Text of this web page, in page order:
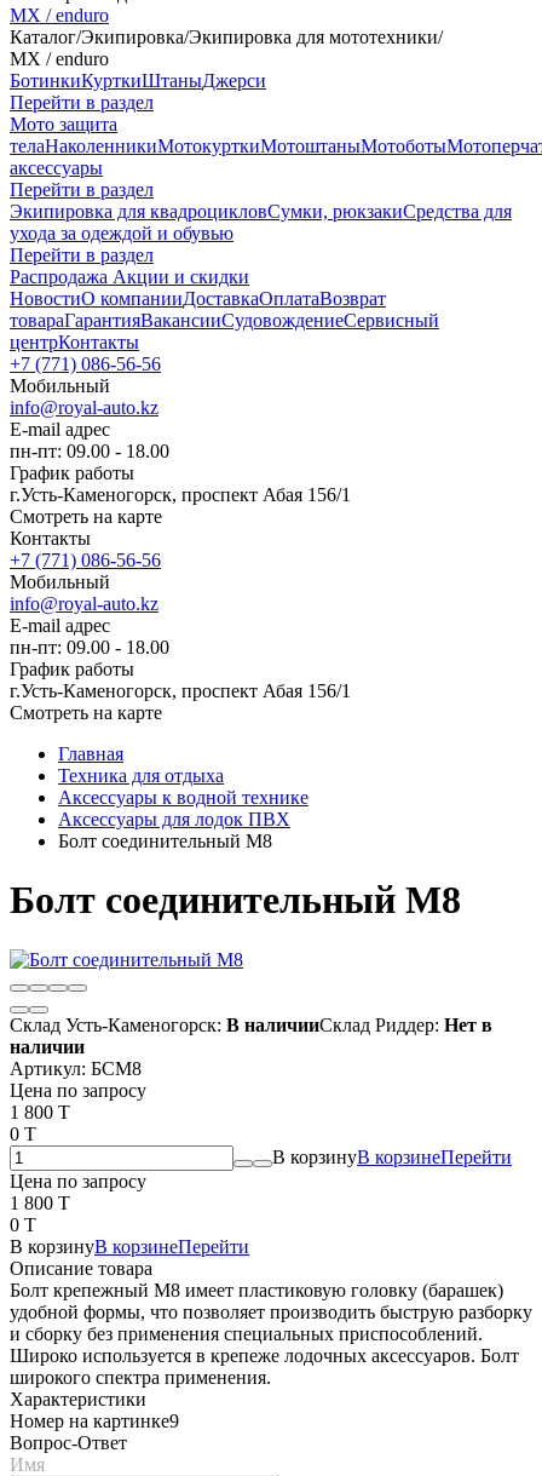
MX / enduro
Каталог/Экипировка/Экипировка для мототехники/
MX / enduro
БотинкиКурткиШтаныДжерси
Перейти в раздел
Мото защита
телаНаколенникиМотокурткиМотоштаныМотоботы
аксессуары
Перейти в раздел
Экипировка для квадроцикловСумки, рюкзакиСредства для
ухода за одеждой и обувью
Перейти в раздел
Распродажа Акции и скидки
НовостиО компанииДоставкаОплатаВозврат
товараГарантияВакансииСудовождениеСервисный
центрКонтакты
+7 (771) 086-56-56
Мобильный
info@royal-auto.kz
E-mail адрес
пн-пт: 09.00 - 18.00
График работы
г.Усть-Каменогорск, проспект Абая 156/1
Смотреть на карте
Контакты
+7 (771) 086-56-56
Мобильный
info@royal-auto.kz
E-mail адрес
пн-пт: 09.00 - 18.00
График работы
г.Усть-Каменогорск, проспект Абая 156/1
Смотреть на карте
Главная
Техника для отдыха
Аксессуары к водной технике
Аксессуары для лодок ПВХ
Болт соединительный М8
Болт соединительный М8
Склад Усть-Каменогорск: В наличииСклад Риддер: Нет в
наличии
Артикул: БСМ8
Цена по запросу
1 800 T
0 T
В корзинуВ корзинеПерейти
Цена по запросу
1 800 T
0 T
В корзинуВ корзинеПерейти
Описание товара
Болт крепежный М8 имеет пластиковую головку (барашек)
удобной формы, что позволяет производить быструю разборку
и сборку без применения специальных приспособлений.
Широко используется в крепеже лодочных аксессуаров. Болт
широкого спектра применения.
Характеристики
Номер на картинке9
Вопрос-Ответ
Имя